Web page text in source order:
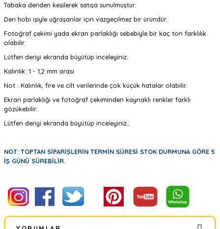
Tabaka deriden kesilerek satışa sunulmuştur.
Deri hobi işiyle uğraşanlar için vazgeçilmez bir üründür.
Fotoğraf çekimi yada ekran parlaklığı sebebiyle bir kaç ton farklılık
olabilir.
Lütfen deriyi ekranda büyütüp inceleyiniz.
Kalınlık: 1 - 1,2 mm arası
Not : Kalınlık, fire ve cilt verilerinde çok küçük hatalar olabilir.
Ekran parlaklığı ve fotoğraf çekiminden kaynaklı renkler farklı
gözükebilir.
Lütfen deriyi ekranda büyütüp inceleyiniz.;
NOT: TOPTAN SİPARİŞLERİN TERMİN SÜRESİ STOK DURMUNA GÖRE 5
İŞ GÜNÜ SÜREBİLİR.